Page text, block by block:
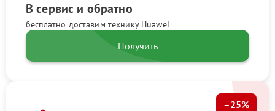
В сервис и обратно
бесплатно доставим технику Huawei
Получить
–25%